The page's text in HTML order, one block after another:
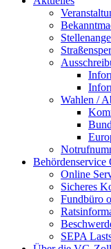
Wahlen /
Behördenservice
Online
Sicheres
Fundbüro
SEPA